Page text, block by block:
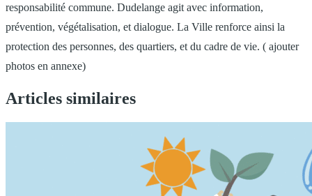
responsabilité commune. Dudelange agit avec information,
prévention, végétalisation, et dialogue. La Ville renforce ainsi la
protection des personnes, des quartiers, et du cadre de vie. ( ajouter
photos en annexe)
Articles similaires